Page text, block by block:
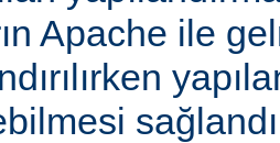
Apache ile